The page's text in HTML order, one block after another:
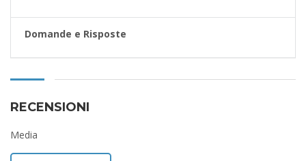
Domande e Risposte
RECENSIONI
Media